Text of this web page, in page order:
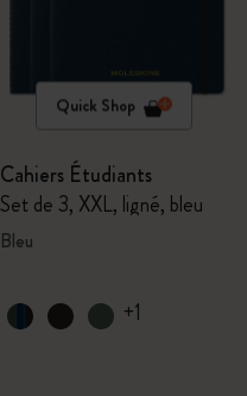
Quick Shop
Cahiers Étudiants
Set de 3, XXL, ligné, bleu
Bleu
+1